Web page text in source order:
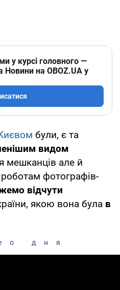
у курсі головного —
Новини на OBOZ.UA у
були, є та
видом
мешканців але й
фотографів-
відчути
якою вона була в
дня